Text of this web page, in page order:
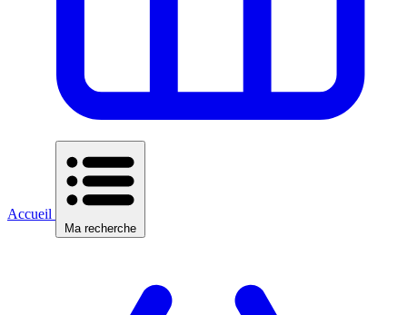
Accueil
Ma recherche